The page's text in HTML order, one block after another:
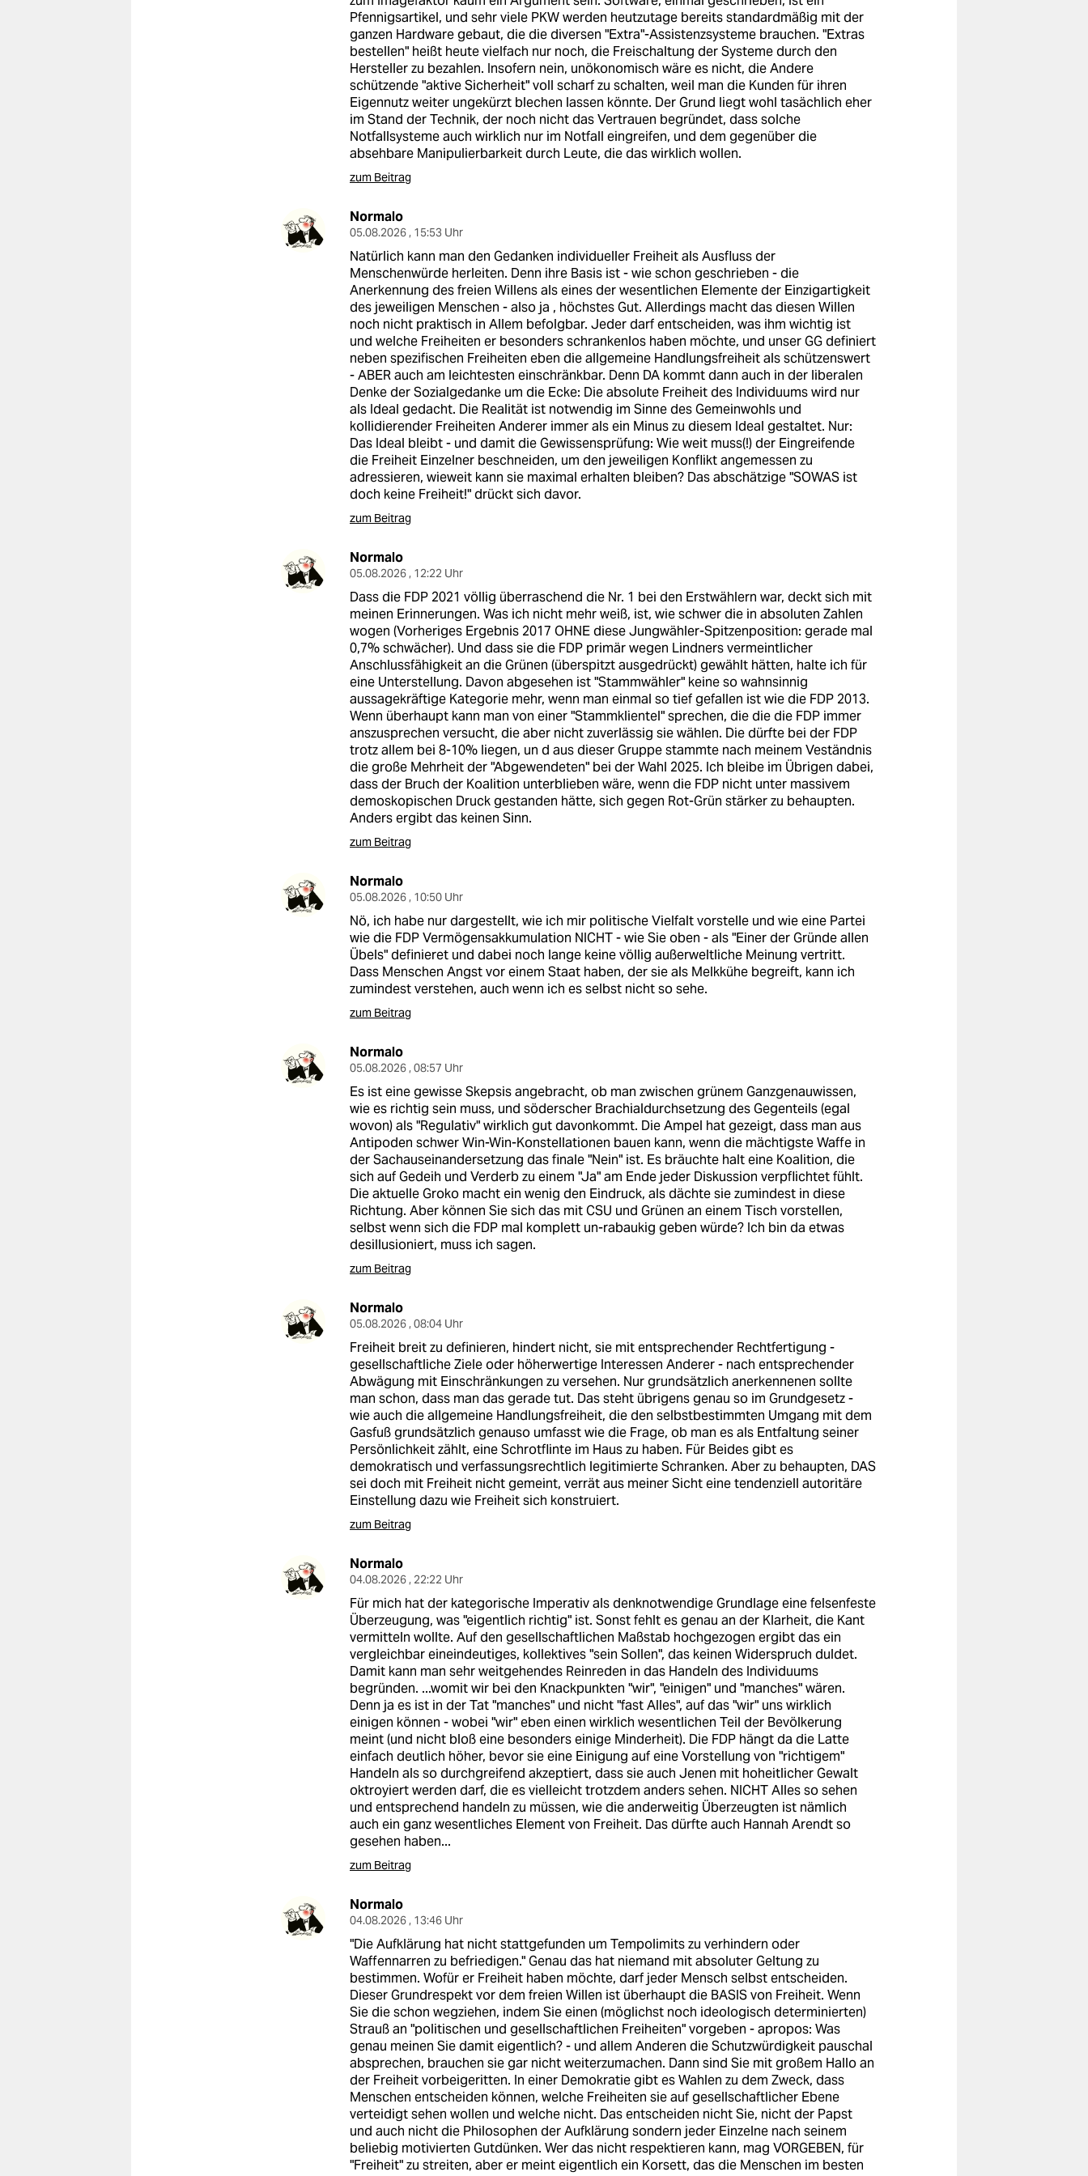
Pfennigsartikel, und sehr viele PKW werden heutzutage bereits standardmäßig mit der
ganzen Hardware gebaut, die die diversen "Extra"-Assistenzsysteme brauchen. "Extras
bestellen" heißt heute vielfach nur noch, die Freischaltung der Systeme durch den
Hersteller zu bezahlen. Insofern nein, unökonomisch wäre es nicht, die Andere
schützende "aktive Sicherheit" voll scharf zu schalten, weil man die Kunden für ihren
Eigennutz weiter ungekürzt blechen lassen könnte. Der Grund liegt wohl tasächlich eher
im Stand der Technik, der noch nicht das Vertrauen begründet, dass solche
Notfallsysteme auch wirklich nur im Notfall eingreifen, und dem gegenüber die
absehbare Manipulierbarkeit durch Leute, die das wirklich wollen.
zum Beitrag
Normalo
05.08.2026 , 15:53 Uhr
Natürlich kann man den Gedanken individueller Freiheit als Ausfluss der
Menschenwürde herleiten. Denn ihre Basis ist - wie schon geschrieben - die
Anerkennung des freien Willens als eines der wesentlichen Elemente der Einzigartigkeit
des jeweiligen Menschen - also ja , höchstes Gut. Allerdings macht das diesen Willen
noch nicht praktisch in Allem befolgbar. Jeder darf entscheiden, was ihm wichtig ist
und welche Freiheiten er besonders schrankenlos haben möchte, und unser GG definiert
neben spezifischen Freiheiten eben die allgemeine Handlungsfreiheit als schützenswert
- ABER auch am leichtesten einschränkbar. Denn DA kommt dann auch in der liberalen
Denke der Sozialgedanke um die Ecke: Die absolute Freiheit des Individuums wird nur
als Ideal gedacht. Die Realität ist notwendig im Sinne des Gemeinwohls und
kollidierender Freiheiten Anderer immer als ein Minus zu diesem Ideal gestaltet. Nur:
Das Ideal bleibt - und damit die Gewissensprüfung: Wie weit muss(!) der Eingreifende
die Freiheit Einzelner beschneiden, um den jeweiligen Konflikt angemessen zu
adressieren, wieweit kann sie maximal erhalten bleiben? Das abschätzige "SOWAS ist
doch keine Freiheit!" drückt sich davor.
zum Beitrag
Normalo
05.08.2026 , 12:22 Uhr
Dass die FDP 2021 völlig überraschend die Nr. 1 bei den Erstwählern war, deckt sich mit
meinen Erinnerungen. Was ich nicht mehr weiß, ist, wie schwer die in absoluten Zahlen
wogen (Vorheriges Ergebnis 2017 OHNE diese Jungwähler-Spitzenposition: gerade mal
0,7% schwächer). Und dass sie die FDP primär wegen Lindners vermeintlicher
Anschlussfähigkeit an die Grünen (überspitzt ausgedrückt) gewählt hätten, halte ich für
eine Unterstellung. Davon abgesehen ist "Stammwähler" keine so wahnsinnig
aussagekräftige Kategorie mehr, wenn man einmal so tief gefallen ist wie die FDP 2013.
Wenn überhaupt kann man von einer "Stammklientel" sprechen, die die die FDP immer
anszusprechen versucht, die aber nicht zuverlässig sie wählen. Die dürfte bei der FDP
trotz allem bei 8-10% liegen, un d aus dieser Gruppe stammte nach meinem Veständnis
die große Mehrheit der "Abgewendeten" bei der Wahl 2025. Ich bleibe im Übrigen dabei,
dass der Bruch der Koalition unterblieben wäre, wenn die FDP nicht unter massivem
demoskopischen Druck gestanden hätte, sich gegen Rot-Grün stärker zu behaupten.
Anders ergibt das keinen Sinn.
zum Beitrag
Normalo
05.08.2026 , 10:50 Uhr
Nö, ich habe nur dargestellt, wie ich mir politische Vielfalt vorstelle und wie eine Partei
wie die FDP Vermögensakkumulation NICHT - wie Sie oben - als "Einer der Gründe allen
Übels" definieret und dabei noch lange keine völlig außerweltliche Meinung vertritt.
Dass Menschen Angst vor einem Staat haben, der sie als Melkkühe begreift, kann ich
zumindest verstehen, auch wenn ich es selbst nicht so sehe.
zum Beitrag
Normalo
05.08.2026 , 08:57 Uhr
Es ist eine gewisse Skepsis angebracht, ob man zwischen grünem Ganzgenauwissen,
wie es richtig sein muss, und söderscher Brachialdurchsetzung des Gegenteils (egal
wovon) als "Regulativ" wirklich gut davonkommt. Die Ampel hat gezeigt, dass man aus
Antipoden schwer Win-Win-Konstellationen bauen kann, wenn die mächtigste Waffe in
der Sachauseinandersetzung das finale "Nein" ist. Es bräuchte halt eine Koalition, die
sich auf Gedeih und Verderb zu einem "Ja" am Ende jeder Diskussion verpflichtet fühlt.
Die aktuelle Groko macht ein wenig den Eindruck, als dächte sie zumindest in diese
Richtung. Aber können Sie sich das mit CSU und Grünen an einem Tisch vorstellen,
selbst wenn sich die FDP mal komplett un-rabaukig geben würde? Ich bin da etwas
desillusioniert, muss ich sagen.
zum Beitrag
Normalo
05.08.2026 , 08:04 Uhr
Freiheit breit zu definieren, hindert nicht, sie mit entsprechender Rechtfertigung -
gesellschaftliche Ziele oder höherwertige Interessen Anderer - nach entsprechender
Abwägung mit Einschränkungen zu versehen. Nur grundsätzlich anerkennenen sollte
man schon, dass man das gerade tut. Das steht übrigens genau so im Grundgesetz -
wie auch die allgemeine Handlungsfreiheit, die den selbstbestimmten Umgang mit dem
Gasfuß grundsätzlich genauso umfasst wie die Frage, ob man es als Entfaltung seiner
Persönlichkeit zählt, eine Schrotflinte im Haus zu haben. Für Beides gibt es
demokratisch und verfassungsrechtlich legitimierte Schranken. Aber zu behaupten, DAS
sei doch mit Freiheit nicht gemeint, verrät aus meiner Sicht eine tendenziell autoritäre
Einstellung dazu wie Freiheit sich konstruiert.
zum Beitrag
Normalo
04.08.2026 , 22:22 Uhr
Für mich hat der kategorische Imperativ als denknotwendige Grundlage eine felsenfeste
Überzeugung, was "eigentlich richtig" ist. Sonst fehlt es genau an der Klarheit, die Kant
vermitteln wollte. Auf den gesellschaftlichen Maßstab hochgezogen ergibt das ein
vergleichbar eineindeutiges, kollektives "sein Sollen", das keinen Widerspruch duldet.
Damit kann man sehr weitgehendes Reinreden in das Handeln des Individuums
begründen. ...womit wir bei den Knackpunkten "wir", "einigen" und "manches" wären.
Denn ja es ist in der Tat "manches" und nicht "fast Alles", auf das "wir" uns wirklich
einigen können - wobei "wir" eben einen wirklich wesentlichen Teil der Bevölkerung
meint (und nicht bloß eine besonders einige Minderheit). Die FDP hängt da die Latte
einfach deutlich höher, bevor sie eine Einigung auf eine Vorstellung von "richtigem"
Handeln als so durchgreifend akzeptiert, dass sie auch Jenen mit hoheitlicher Gewalt
oktroyiert werden darf, die es vielleicht trotzdem anders sehen. NICHT Alles so sehen
und entsprechend handeln zu müssen, wie die anderweitig Überzeugten ist nämlich
auch ein ganz wesentliches Element von Freiheit. Das dürfte auch Hannah Arendt so
gesehen haben...
zum Beitrag
Normalo
04.08.2026 , 13:46 Uhr
"Die Aufklärung hat nicht stattgefunden um Tempolimits zu verhindern oder
Waffennarren zu befriedigen." Genau das hat niemand mit absoluter Geltung zu
bestimmen. Wofür er Freiheit haben möchte, darf jeder Mensch selbst entscheiden.
Dieser Grundrespekt vor dem freien Willen ist überhaupt die BASIS von Freiheit. Wenn
Sie die schon wegziehen, indem Sie einen (möglichst noch ideologisch determinierten)
Strauß an "politischen und gesellschaftlichen Freiheiten" vorgeben - apropos: Was
genau meinen Sie damit eigentlich? - und allem Anderen die Schutzwürdigkeit pauschal
absprechen, brauchen sie gar nicht weiterzumachen. Dann sind Sie mit großem Hallo an
der Freiheit vorbeigeritten. In einer Demokratie gibt es Wahlen zu dem Zweck, dass
Menschen entscheiden können, welche Freiheiten sie auf gesellschaftlicher Ebene
verteidigt sehen wollen und welche nicht. Das entscheiden nicht Sie, nicht der Papst
und auch nicht die Philosophen der Aufklärung sondern jeder Einzelne nach seinem
beliebig motivierten Gutdünken. Wer das nicht respektieren kann, mag VORGEBEN, für
"Freiheit" zu streiten, aber er meint eigentlich ein Korsett, das die Menschen im besten